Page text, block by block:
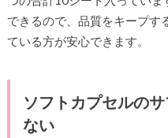
できるので、品質をキープす
ている方が安心できます。
ソフトカプセルの
ない